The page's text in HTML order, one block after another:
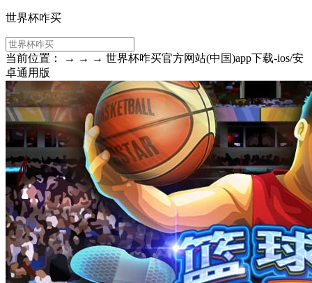
世界杯咋买
当前位置： → → → 世界杯咋买官方网站(中国)app下载-ios/安
卓通用版